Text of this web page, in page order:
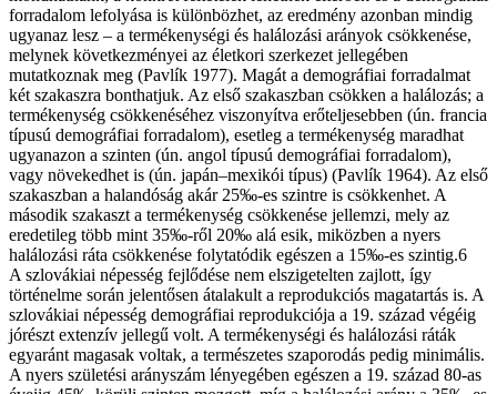
forradalom lefolyása is különbözhet, az eredmény azonban mindig
ugyanaz lesz – a termékenységi és halálozási arányok csökkenése,
melynek következményei az életkori szerkezet jellegében
mutatkoznak meg (Pavlík 1977). Magát a demográfiai forradalmat
két szakaszra bonthatjuk. Az első szakaszban csökken a halálozás; a
termékenység csökkenéséhez viszonyítva erőteljesebben (ún. francia
típusú demográfiai forradalom), esetleg a termékenység maradhat
ugyanazon a szinten (ún. angol típusú demográfiai forradalom),
vagy növekedhet is (ún. japán–mexikói típus) (Pavlík 1964). Az első
szakaszban a halandóság akár 25‰-es szintre is csökkenhet. A
második szakaszt a termékenység csökkenése jellemzi, mely az
eredetileg több mint 35‰-ről 20‰ alá esik, miközben a nyers
halálozási ráta csökkenése folytatódik egészen a 15‰-es szintig.6
A szlovákiai népesség fejlődése nem elszigetelten zajlott, így
történelme során jelentősen átalakult a reprodukciós magatartás is. A
szlovákiai népesség demográfiai reprodukciója a 19. század végéig
jórészt extenzív jellegű volt. A termékenységi és halálozási ráták
egyaránt magasak voltak, a természetes szaporodás pedig minimális.
A nyers születési arányszám lényegében egészen a 19. század 80-as